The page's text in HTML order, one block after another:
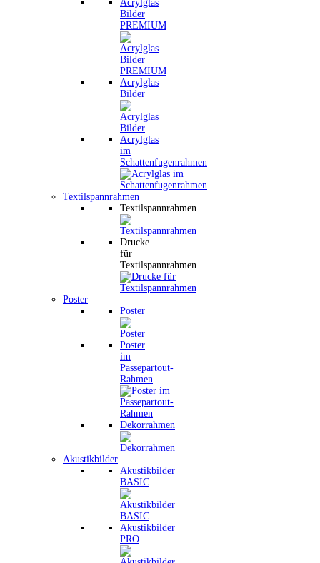
Acrylglas
Bilder
PREMIUM
Acrylglas
Bilder
Acrylglas
im
Schattenfugenrahmen
Textilspannrahmen
Textilspannrahmen
Drucke
für
Textilspannrahmen
Poster
Poster
Poster
im
Passepartout-
Rahmen
Dekorrahmen
Akustikbilder
Akustikbilder
BASIC
Akustikbilder
PRO